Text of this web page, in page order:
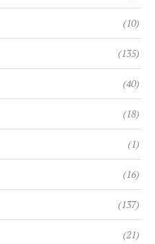
(10)
(135)
(40)
(18)
(1)
(16)
(137)
(21)